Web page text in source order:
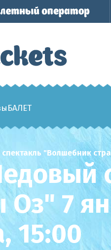
БАЛЕТ
"Волшебник
7
15:00